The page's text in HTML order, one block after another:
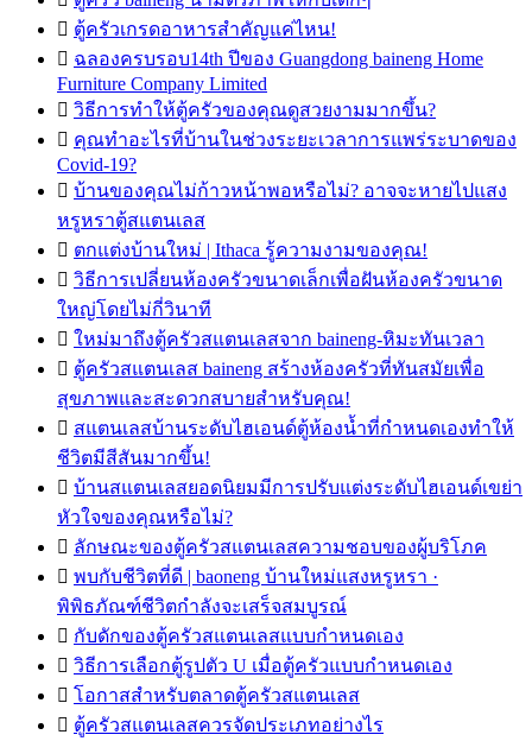
 ตู้ครัวเกรดอาหารสำคัญแค่ไหน!
 ฉลองครบรอบ14th ปีของ Guangdong baineng Home
Furniture Company Limited
 วิธีการทำให้ตู้ครัวของคุณดูสวยงามมากขึ้น?
 คุณทำอะไรที่บ้านในช่วงระยะเวลาการแพร่ระบาดของ
Covid-19?
 บ้านของคุณไม่ก้าวหน้าพอหรือไม่? อาจจะหายไปแสง
หรูหราตู้สแตนเลส
 ตกแต่งบ้านใหม่ | Ithaca รู้ความงามของคุณ!
 วิธีการเปลี่ยนห้องครัวขนาดเล็กเพื่อฝันห้องครัวขนาด
ใหญ่โดยไม่กี่วินาที
 ใหม่มาถึงตู้ครัวสแตนเลสจาก baineng-หิมะทันเวลา
 ตู้ครัวสแตนเลส baineng สร้างห้องครัวที่ทันสมัยเพื่อ
สุขภาพและสะดวกสบายสำหรับคุณ!
 สแตนเลสบ้านระดับไฮเอนด์ตู้ห้องน้ำที่กำหนดเองทำให้
ชีวิตมีสีสันมากขึ้น!
 บ้านสแตนเลสยอดนิยมมีการปรับแต่งระดับไฮเอนด์เขย่า
หัวใจของคุณหรือไม่?
 ลักษณะของตู้ครัวสแตนเลสความชอบของผู้บริโภค
 พบกับชีวิตที่ดี | baoneng บ้านใหม่แสงหรูหรา ·
พิพิธภัณฑ์ชีวิตกำลังจะเสร็จสมบูรณ์
 กับดักของตู้ครัวสแตนเลสแบบกำหนดเอง
 วิธีการเลือกตู้รูปตัว U เมื่อตู้ครัวแบบกำหนดเอง
 โอกาสสำหรับตลาดตู้ครัวสแตนเลส
 ตู้ครัวสแตนเลสควรจัดประเภทอย่างไร